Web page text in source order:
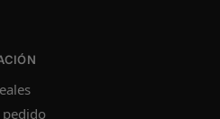
pedido